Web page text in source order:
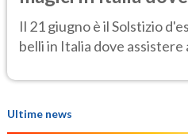
più speciale
Il 21 giugno è il Solstizio
belli in Italia dove assistere
Ultime news